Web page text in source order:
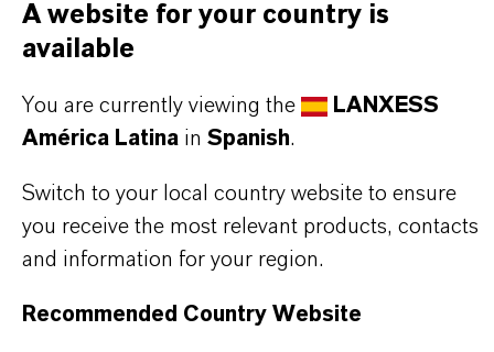
Contacto comercial
Jarinu
A website for your country is
available
You are currently viewing the
LANXESS
América Latina in Spanish.
Switch to your local country website to ensure
you receive the most relevant products, contacts
and information for your region.
Recommended Country Website